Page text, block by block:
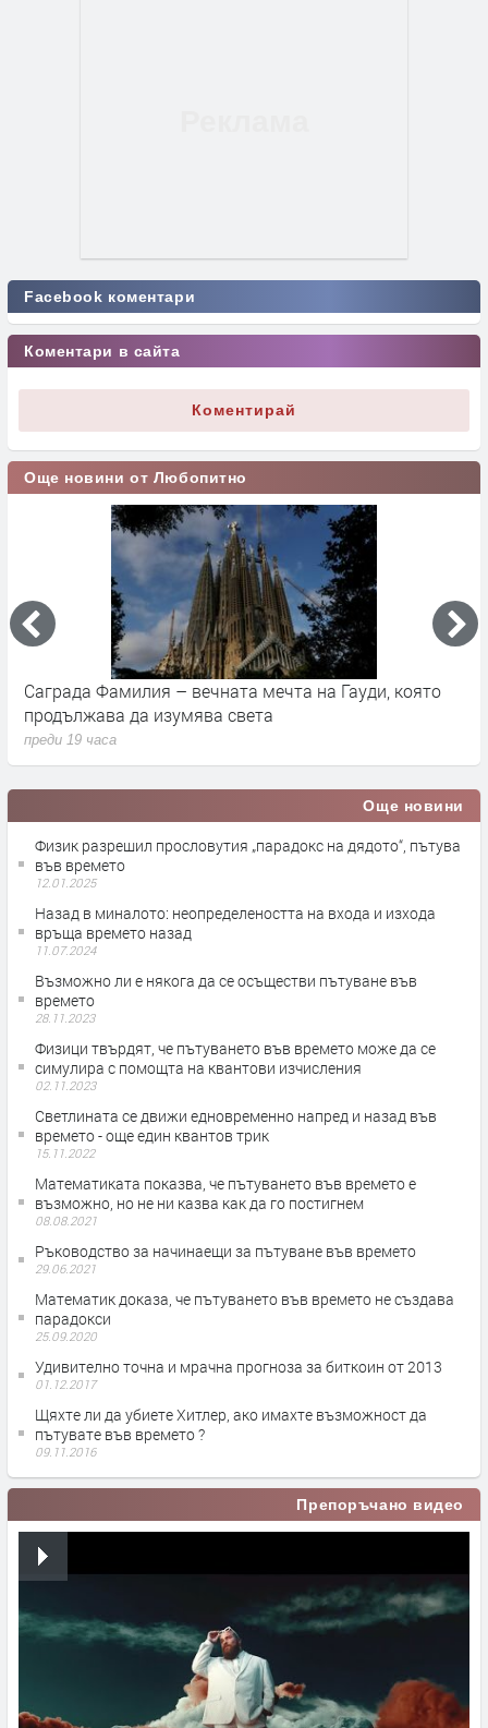
Facebook коментари
Коментари в сайта
Коментирай
Още новини от Любопитно
Саграда Фамилия – вечната мечта на Гауди, която
продължава да изумява света
преди 19 часа
Още новини
Физик разрешил прословутия „парадокс на дядото“, пътува
във времето
12.01.2025
Назад в миналото: неопределеността на входа и изхода
връща времето назад
11.07.2024
Възможно ли е някога да се осъществи пътуване във
времето
28.11.2023
Физици твърдят, че пътуването във времето може да се
симулира с помощта на квантови изчисления
02.11.2023
Светлината се движи едновременно напред и назад във
времето - още един квантов трик
15.11.2022
Математиката показва, че пътуването във времето е
възможно, но не ни казва как да го постигнем
08.08.2021
Ръководство за начинаещи за пътуване във времето
29.06.2021
Математик доказа, че пътуването във времето не създава
парадокси
25.09.2020
Удивително точна и мрачна прогноза за биткоин от 2013
01.12.2017
Щяхте ли да убиете Хитлер, ако имахте възможност да
пътувате във времето ?
09.11.2016
Препоръчано видео